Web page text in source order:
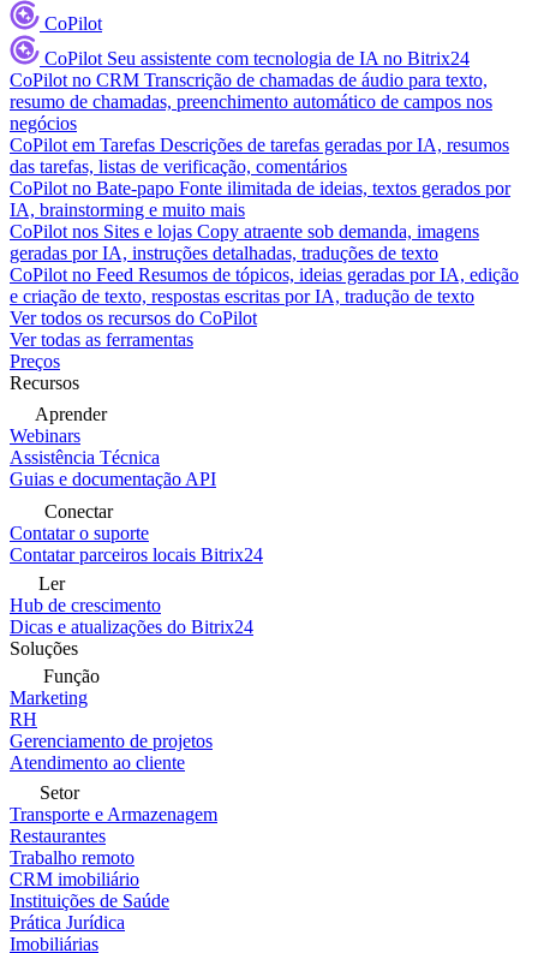
CoPilot
CoPilot Seu assistente com tecnologia de IA no Bitrix24
CoPilot no CRM Transcrição de chamadas de áudio para texto,
resumo de chamadas, preenchimento automático de campos nos
negócios
CoPilot em Tarefas Descrições de tarefas geradas por IA, resumos
das tarefas, listas de verificação, comentários
CoPilot no Bate-papo Fonte ilimitada de ideias, textos gerados por
IA, brainstorming e muito mais
CoPilot nos Sites e lojas Copy atraente sob demanda, imagens
geradas por IA, instruções detalhadas, traduções de texto
CoPilot no Feed Resumos de tópicos, ideias geradas por IA, edição
e criação de texto, respostas escritas por IA, tradução de texto
Ver todos os recursos do CoPilot
Ver todas as ferramentas
Preços
Recursos
Aprender
Webinars
Assistência Técnica
Guias e documentação API
Conectar
Contatar o suporte
Contatar parceiros locais Bitrix24
Ler
Hub de crescimento
Dicas e atualizações do Bitrix24
Soluções
Função
Marketing
RH
Gerenciamento de projetos
Atendimento ao cliente
Setor
Transporte e Armazenagem
Restaurantes
Trabalho remoto
CRM imobiliário
Instituições de Saúde
Prática Jurídica
Imobiliárias